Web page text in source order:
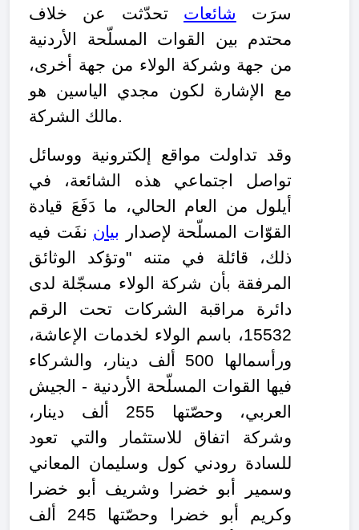
سرَت شائعات تحدّثت عن خلاف
محتدم بين القوات المسلّحة الأردنية
من جهة وشركة الولاء من جهة أخرى،
مع الإشارة لكون مجدي الياسين هو
مالك الشركة.
وقد تداولت مواقع إلكترونية ووسائل
تواصل اجتماعي هذه الشائعة، في
أيلول من العام الحالي، ما دَفَعَ قيادة
القوّات المسلّحة لإصدار بيان نفَت فيه
ذلك، قائلة في متنه "وتؤكد الوثائق
المرفقة بأن شركة الولاء مسجّلة لدى
دائرة مراقبة الشركات تحت الرقم
15532، باسم الولاء لخدمات الإعاشة،
ورأسمالها 500 ألف دينار، والشركاء
فيها القوات المسلّحة الأردنية - الجيش
العربي، وحصّتها 255 ألف دينار،
وشركة اتفاق للاستثمار والتي تعود
للسادة رودني كول وسليمان المعاني
وسمير أبو خضرا وشريف أبو خضرا
وكريم أبو خضرا وحصّتها 245 ألف